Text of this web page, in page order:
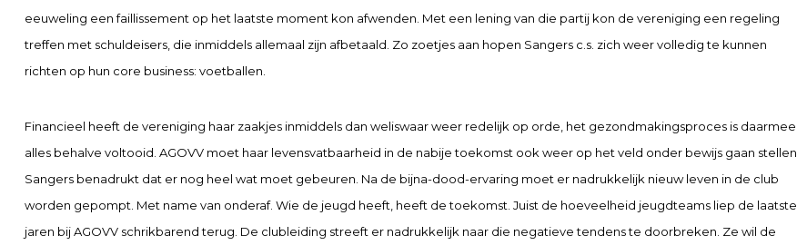
eeuweling een faillissement op het laatste moment kon afwenden. Met een lening van die partij kon de vereniging een regeling
treffen met schuldeisers, die inmiddels allemaal zijn afbetaald. Zo zoetjes aan hopen Sangers c.s. zich weer volledig te kunnen
richten op hun core business: voetballen.
Financieel heeft de vereniging haar zaakjes inmiddels dan weliswaar weer redelijk op orde, het gezondmakingsproces is daarmee
alles behalve voltooid. AGOVV moet haar levensvatbaarheid in de nabije toekomst ook weer op het veld onder bewijs gaan stellen.
Sangers benadrukt dat er nog heel wat moet gebeuren. Na de bijna-dood-ervaring moet er nadrukkelijk nieuw leven in de club
worden gepompt. Met name van onderaf. Wie de jeugd heeft, heeft de toekomst. Juist de hoeveelheid jeugdteams liep de laatste
jaren bij AGOVV schrikbarend terug. De clubleiding streeft er nadrukkelijk naar die negatieve tendens te doorbreken. Ze wil de